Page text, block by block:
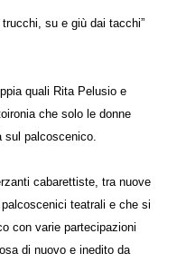
su e giù dai tacchi”
quali Rita Pelusio e
che solo le donne
sul palcoscenico.
cabarettiste, tra nuove
teatrali e che si
con varie partecipazioni
di nuovo e inedito da